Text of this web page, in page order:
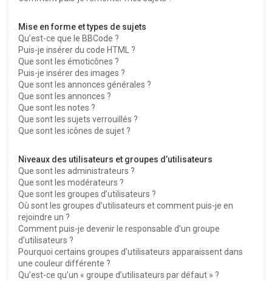
Mise en forme et types de sujets
Qu’est-ce que le BBCode ?
Puis-je insérer du code HTML ?
Que sont les émoticônes ?
Puis-je insérer des images ?
Que sont les annonces générales ?
Que sont les annonces ?
Que sont les notes ?
Que sont les sujets verrouillés ?
Que sont les icônes de sujet ?
Niveaux des utilisateurs et groupes d’utilisateurs
Que sont les administrateurs ?
Que sont les modérateurs ?
Que sont les groupes d’utilisateurs ?
Où sont les groupes d’utilisateurs et comment puis-je en
rejoindre un ?
Comment puis-je devenir le responsable d’un groupe
d’utilisateurs ?
Pourquoi certains groupes d’utilisateurs apparaissent dans
une couleur différente ?
Qu’est-ce qu’un « groupe d’utilisateurs par défaut » ?